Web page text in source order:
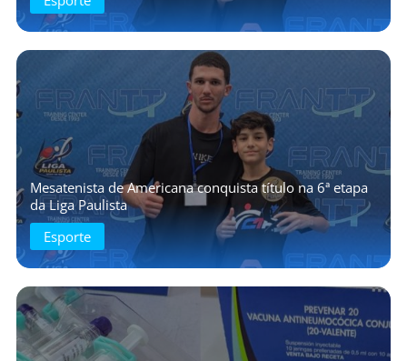
Mesatenista de Americana conquista título na 6ª etapa
da Liga Paulista
Esporte